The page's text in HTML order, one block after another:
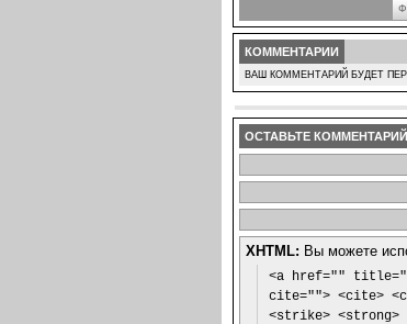
КОММЕНТАРИИ
ВАШ КОММЕНТАРИЙ БУДЕТ
ОСТАВЬТЕ КОММЕНТАРИЙ
XHTML: Вы можете
<a href=""
cite=""> <cite>
<strike> <strong>